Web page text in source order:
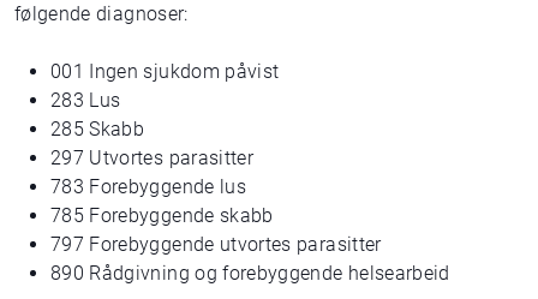
følgende diagnoser:
001 Ingen sjukdom påvist
283 Lus
285 Skabb
297 Utvortes parasitter
783 Forebyggende lus
785 Forebyggende skabb
797 Forebyggende utvortes parasitter
890 Rådgivning og forebyggende helsearbeid